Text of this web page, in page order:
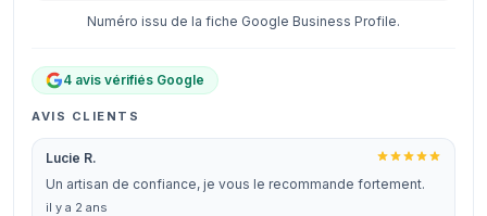
Numéro issu de la fiche Google Business Profile.
4 avis vérifiés Google
AVIS CLIENTS
Lucie R.
Un artisan de confiance, je vous le recommande fortement.
il y a 2 ans